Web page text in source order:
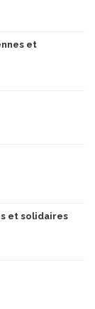
et
et solidaires